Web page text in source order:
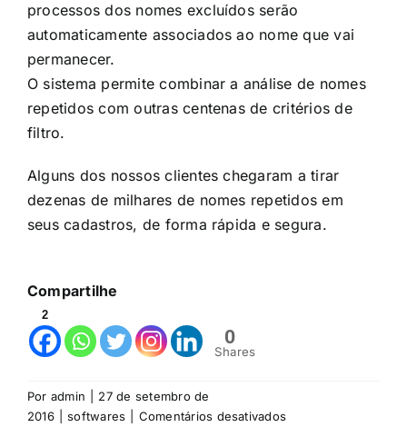
processos dos nomes excluídos serão
automaticamente associados ao nome que vai
permanecer.
O sistema permite combinar a análise de nomes
repetidos com outras centenas de critérios de
filtro.
Alguns dos nossos clientes chegaram a tirar
dezenas de milhares de nomes repetidos em
seus cadastros, de forma rápida e segura.
Compartilhe
2
0
Shares
Por admin
27 de setembro de
2016
softwares Comentários desativadosem